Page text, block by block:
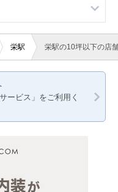
ルなど）
栄駅 栄駅の10坪以下の店
ービス」をご利用く